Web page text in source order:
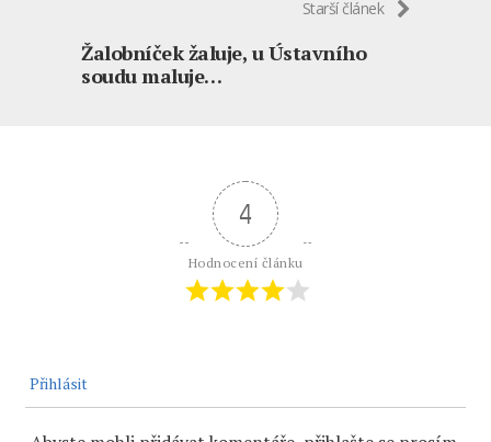
Starší článek
Žalobníček žaluje, u Ústavního
soudu maluje…
4
Hodnocení článku
Přihlásit